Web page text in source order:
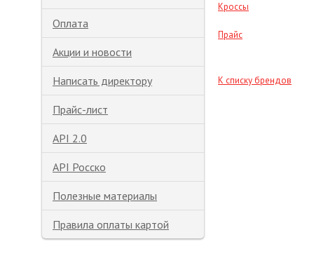
Оплата
Акции и новости
Написать директору
Прайс-лист
API 2.0
API Росско
Полезные материалы
Правила оплаты картой
Кроссы
Прайс
К списку брендов